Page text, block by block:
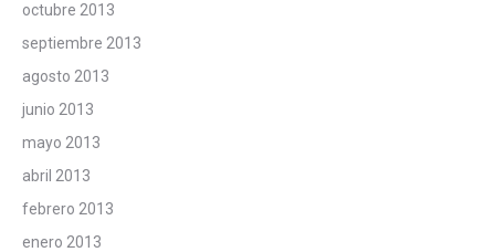
octubre 2013
septiembre 2013
agosto 2013
junio 2013
mayo 2013
abril 2013
febrero 2013
enero 2013